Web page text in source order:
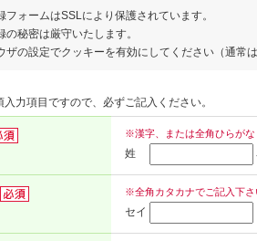
フォームはSSLにより保護されています。
の秘密は厳守いたします。
ザの設定でクッキーを有効にしてください（通常
入力項目ですので、必ずご記入ください。
※漢字、または全角ひらが
姓
※全角カタカナでご記入下さ
セイ